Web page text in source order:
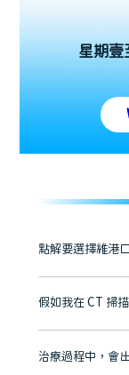
星期壹
點解要選擇維港
維港口腔踐行「醫
牌」、「2025香港
至今已服務超過三
市市民極高的口碑
有咨詢及服務保障
假如我在 CT 掃
不會！只要未開始
治療過程中，會